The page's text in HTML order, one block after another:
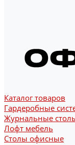
Каталог товаров
Гардеробные
Журнальные
Лофт мебель
Столы офисные